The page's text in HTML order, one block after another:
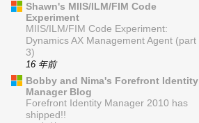
Shawn's MIIS/ILM/FIM Code
Experiment
MIIS/ILM/FIM Code Experiment:
Dynamics AX Management Agent (part
3)
16 年前
Bobby and Nima's Forefront Identity
Manager Blog
Forefront Identity Manager 2010 has
shipped!!